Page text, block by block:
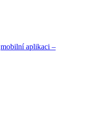
mobilní aplikaci –